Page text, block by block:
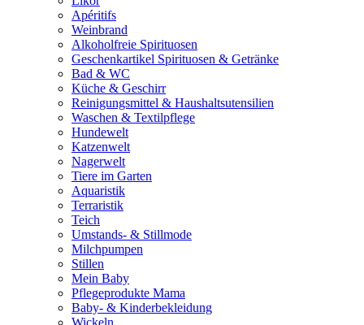
Apéritifs
Weinbrand
Alkoholfreie Spirituosen
Geschenkartikel Spirituosen & Getränke
Bad & WC
Küche & Geschirr
Reinigungsmittel & Haushaltsutensilien
Waschen & Textilpflege
Hundewelt
Katzenwelt
Nagerwelt
Tiere im Garten
Aquaristik
Terraristik
Teich
Umstands- & Stillmode
Milchpumpen
Stillen
Mein Baby
Pflegeprodukte Mama
Baby- & Kinderbekleidung
Wickeln